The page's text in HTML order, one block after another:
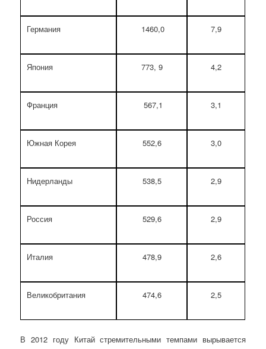
Германия 1460,0 7,9
Япония 773, 9 4,2
Франция 567,1 3,1
Южная Корея 552,6 3,0
Нидерланды 538,5 2,9
Россия 529,6 2,9
Италия 478,9 2,6
Великобритания 474,6 2,5
В 2012 году Китай стремительными темпами вырывается